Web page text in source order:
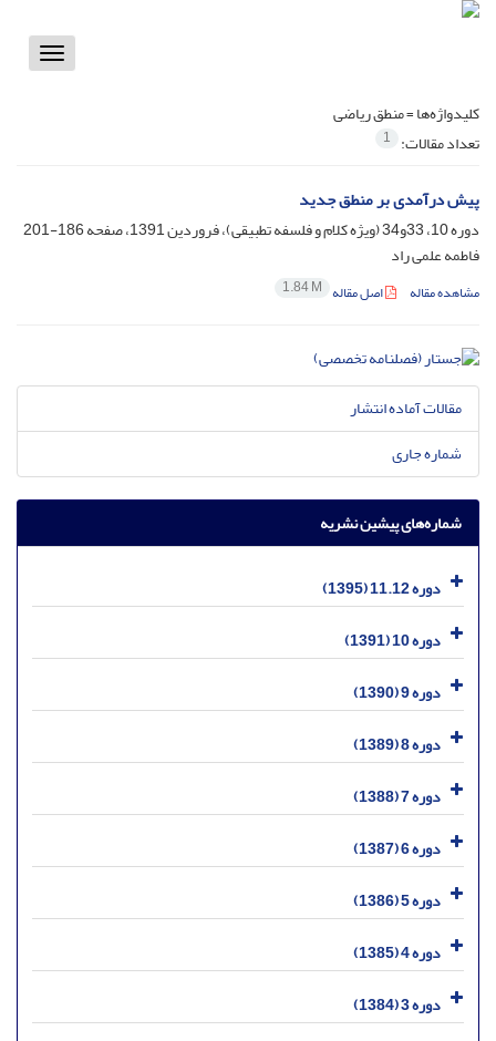
Toggle
کلیدواژه‌ها =منطق ریاضی
تعداد مقالات: 1
پیش درآمدی بر منطق جدید
دوره 10، 33و34 (ویژه کلام و فلسفه تطبیقی)، فروردین 1391، صفحه
186-201
فاطمه علمی راد
مشاهده مقاله اصل مقاله 1.84 M
مقالات آماده انتشار
شماره جاری
شماره‌های پیشین نشریه
دوره 11.12 (1395)
دوره 10 (1391)
دوره 9 (1390)
دوره 8 (1389)
دوره 7 (1388)
دوره 6 (1387)
دوره 5 (1386)
دوره 4 (1385)
دوره 3 (1384)